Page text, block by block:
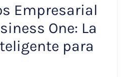
Empresarial
One: La
para